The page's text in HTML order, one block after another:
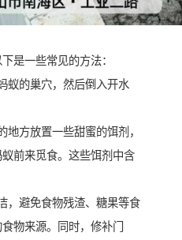
是一些常见的方法：
蚁的巢穴，然后倒入开水
地方放置一些甜蜜的饵剂，
前来觅食。这些饵剂中含
，避免食物残渣、糖果等食
物来源。同时，修补门